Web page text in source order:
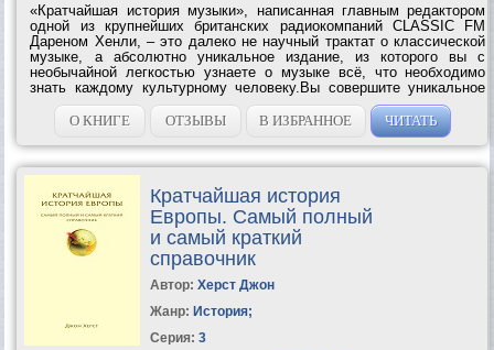
«Кратчайшая история музыки», написанная главным редактором
одной из крупнейших британских радиокомпаний CLASSIC FM
Дареном Хенли, – это далеко не научный трактат о классической
музыке, а абсолютно уникальное издание, из которого вы с
необычайной легкостью узнаете о музыке всё, что необходимо
знать каждому культурному человеку.Вы совершите уникальное
путешествие, к окончанию которого будете прекрасно разбираться,
к примеру, в чем...
О КНИГЕ ОТЗЫВЫ В ИЗБРАННОЕ ЧИТАТЬ
Кратчайшая история
Европы. Самый полный
и самый краткий
справочник
Автор: Херст Джон
Жанр: История;
Серия: 3